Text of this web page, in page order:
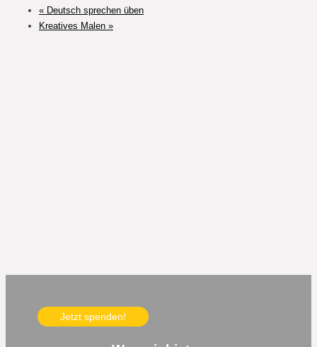
«Deutsch sprechen üben
Kreatives Malen »
Jetzt spenden!